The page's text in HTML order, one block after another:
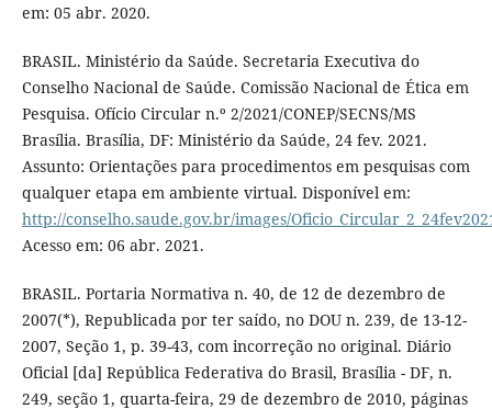
em: 05 abr. 2020.
BRASIL. Ministério da Saúde. Secretaria Executiva do
Conselho Nacional de Saúde. Comissão Nacional de Ética em
Pesquisa. Ofício Circular n.º 2/2021/CONEP/SECNS/MS
Brasília. Brasília, DF: Ministério da Saúde, 24 fev. 2021.
Assunto: Orientações para procedimentos em pesquisas com
qualquer etapa em ambiente virtual. Disponível em:
http://conselho.saude.gov.br/images/
Acesso em: 06 abr. 2021.
BRASIL. Portaria Normativa n. 40, de 12 de dezembro de
2007(*), Republicada por ter saído, no DOU n. 239, de 13-12-
2007, Seção 1, p. 39-43, com incorreção no original. Diário
Oficial [da] República Federativa do Brasil, Brasília - DF, n.
249, seção 1, quarta-feira, 29 de dezembro de 2010, páginas